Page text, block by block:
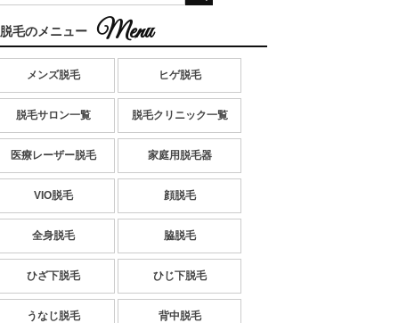
脱毛のメニュー
メンズ脱毛 ヒゲ脱毛
脱毛サロン一覧 脱毛クリニック一覧
医療レーザー脱毛 家庭用脱毛器
VIO脱毛 顔脱毛
全身脱毛 脇脱毛
ひざ下脱毛 ひじ下脱毛
うなじ脱毛 背中脱毛